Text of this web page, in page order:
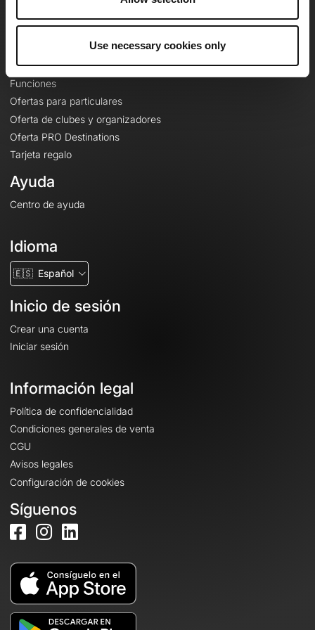
Use necessary cookies only
Le Mag'
Mapas base topográficos
Funciones
Ofertas para particulares
Oferta de clubes y organizadores
Oferta PRO Destinations
Tarjeta regalo
Ayuda
Centro de ayuda
Idioma
🇪🇸 Español
Inicio de sesión
Crear una cuenta
Iniciar sesión
Información legal
Política de confidencialidad
Condiciones generales de venta
CGU
Avisos legales
Configuración de cookies
Síguenos